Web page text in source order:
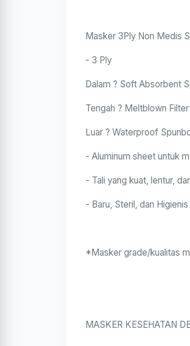
Masker 3Ply Non Medis
- 3 Ply
Dalam ? Soft Absorbent
Tengah ? Meltblown Filter
Luar ? Waterproof
- Aluminum sheet untuk
- Tali yang kuat, lentur,
- Baru, Steril, dan Higienis
*Masker grade/kualitas
MASKER KESEHATAN